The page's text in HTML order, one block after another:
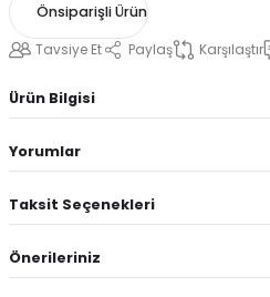
Önsiparişli Ürün
Tavsiye Et Paylaş Karşılaştır
Ürün Bilgisi
Yorumlar
Taksit Seçenekleri
Önerileriniz